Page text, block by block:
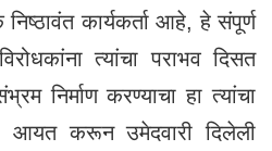
कार्यकर्ता आहे, हे संपूर्ण
त्यांचा पराभव दिसत
निर्माण करण्याचा हा त्यांचा
आयत करून उमेदवारी दिलेली